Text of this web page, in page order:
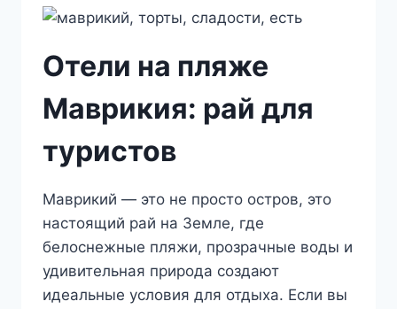
Отели на пляже
Маврикия: рай для
туристов
Маврикий — это не просто остров, это
настоящий рай на Земле, где
белоснежные пляжи, прозрачные воды и
удивительная природа создают
идеальные условия для отдыха. Если вы